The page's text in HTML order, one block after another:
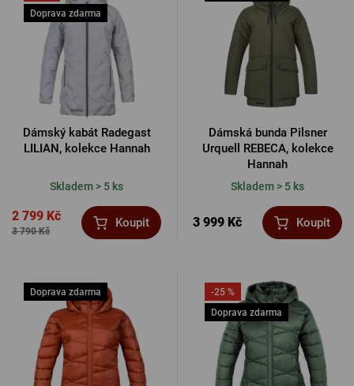
Doprava zdarma
Dámský kabát Radegast
LILIAN, kolekce Hannah
Skladem > 5 ks
3 790 Kč
2 799 Kč Koupit
Dámská bunda Pilsner
Urquell REBECA, kolekce
Hannah
Skladem > 5 ks
3 999 Kč Koupit
Doprava zdarma
-25 %
Doprava zdarma